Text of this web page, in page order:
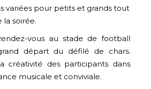
variées pour petits et grands tout
la soirée.
vous au stade de football
départ du défilé de chars.
créativité des participants dans
musicale et conviviale.